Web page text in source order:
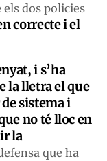
dos policies
correcte i el
i s’ha
la lletra el que
sistema i
no té lloc en
la
que ha